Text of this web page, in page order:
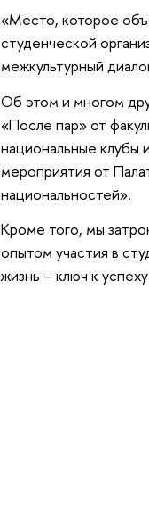
«Место, которое
студенческой
межкультурный
Об этом и многом
«После пар» от
национальные клубы
мероприятия от
национальностей».
Кроме того, мы
опытом участия в
жизнь – ключ к